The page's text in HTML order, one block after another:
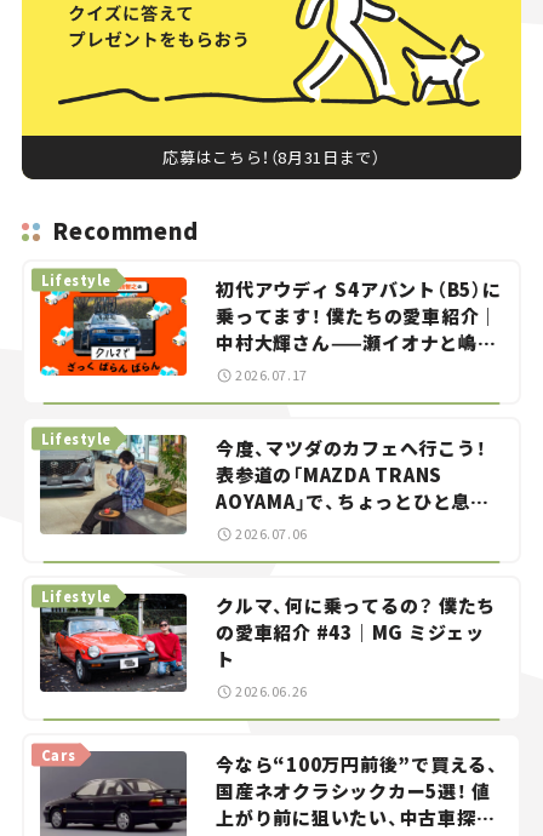
応募はこちら！（8月31日まで）
Recommend
初代アウディ S4アバント（B5）に
乗ってます！ 僕たちの愛車紹介｜
中村大輝さん——瀬イオナと嶋田
智之の「クルマでざっくばらんば
らん！」＃20
Lifestyle
2026.07.17
今度、マツダのカフェへ行こう！
表参道の「MAZDA TRANS
AOYAMA」で、ちょっとひと息。
——連載｜CCGとクルマでどうす
Lifestyle
2026.07.06
クルマ、何に乗ってるの？ 僕たち
の愛車紹介 #43｜MG ミジェッ
ト
Lifestyle
2026.06.26
今なら“100万円前後”で買える、
国産ネオクラシックカー5選！ 値
上がり前に狙いたい、中古車探し
Cars